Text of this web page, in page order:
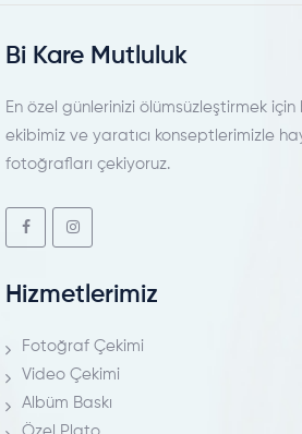
Bi Kare Mutluluk
En özel günlerinizi ölümsüzleştirmek
ekibimiz ve yaratıcı konseptlerimizle
fotoğrafları çekiyoruz.
Hizmetlerimiz
Fotoğraf Çekimi
Video Çekimi
Albüm Baskı